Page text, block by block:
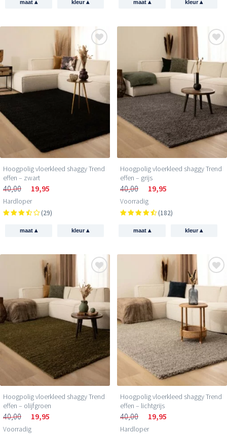
maat ▴ kleur▴ maat ▴ kleur▴
Hoogpolig vloerkleed shaggy Trend
effen – zwart
40,00 19,95
Hardloper
(29)
maat ▴ kleur▴
Hoogpolig vloerkleed shaggy Trend
effen – grijs
40,00 19,95
Voorradig
(182)
maat ▴ kleur▴
Hoogpolig vloerkleed shaggy Trend
effen – olijfgroen
40,00 19,95
Voorradig
Hoogpolig vloerkleed shaggy Trend
effen – lichtgrijs
40,00 19,95
Hardloper